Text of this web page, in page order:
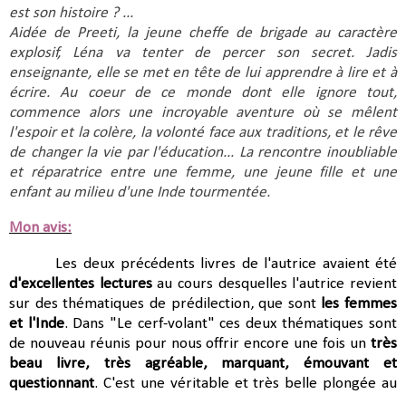
est son histoire ? ...
Aidée de Preeti, la jeune cheffe de brigade au caractère
explosif, Léna va tenter de percer son secret. Jadis
enseignante, elle se met en tête de lui apprendre à lire et à
écrire. Au coeur de ce monde dont elle ignore tout,
commence alors une incroyable aventure où se mêlent
l'espoir et la colère, la volonté face aux traditions, et le rêve
de changer la vie par l'éducation... La rencontre inoubliable
et réparatrice entre une femme, une jeune fille et une
enfant au milieu d'une Inde tourmentée.
Mon avis:
Les deux précédents livres de l'autrice avaient été
d'excellentes lecturesau cours desquelles l'autrice revient
sur des thématiques de prédilection, que sontles femmes
et l'Inde. Dans "Le cerf-volant" ces deux thématiques sont
de nouveau réunis pour nous offrir encore une fois un très
beau livre, très agréable, marquant, émouvant et
questionnant. C'est une véritable et très belle plongée au